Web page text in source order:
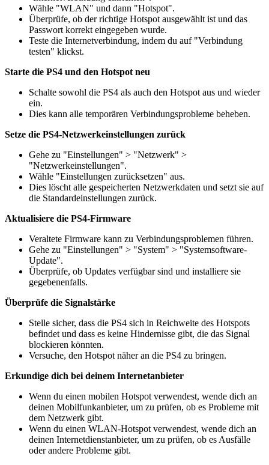
Wähle "WLAN" und dann "Hotspot".
Überprüfe, ob der richtige Hotspot ausgewählt ist und das
Passwort korrekt eingegeben wurde.
Teste die Internetverbindung, indem du auf "Verbindung
testen" klickst.
Starte die PS4 und den Hotspot neu
Schalte sowohl die PS4 als auch den Hotspot aus und wieder
ein.
Dies kann alle temporären Verbindungsprobleme beheben.
Setze die PS4-Netzwerkeinstellungen zurück
Gehe zu "Einstellungen" > "Netzwerk" >
"Netzwerkeinstellungen".
Wähle "Einstellungen zurücksetzen" aus.
Dies löscht alle gespeicherten Netzwerkdaten und setzt sie auf
die Standardeinstellungen zurück.
Aktualisiere die PS4-Firmware
Veraltete Firmware kann zu Verbindungsproblemen führen.
Gehe zu "Einstellungen" > "System" > "Systemsoftware-
Update".
Überprüfe, ob Updates verfügbar sind und installiere sie
gegebenenfalls.
Überprüfe die Signalstärke
Stelle sicher, dass die PS4 sich in Reichweite des Hotspots
befindet und dass es keine Hindernisse gibt, die das Signal
blockieren könnten.
Versuche, den Hotspot näher an die PS4 zu bringen.
Erkundige dich bei deinem Internetanbieter
Wenn du einen mobilen Hotspot verwendest, wende dich an
deinen Mobilfunkanbieter, um zu prüfen, ob es Probleme mit
dem Netzwerk gibt.
Wenn du einen WLAN-Hotspot verwendest, wende dich an
deinen Internetdienstanbieter, um zu prüfen, ob es Ausfälle
oder andere Probleme gibt.